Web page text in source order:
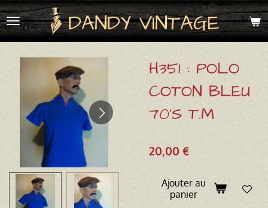
Passer
au
contenu
DANDY VINTAGE
H351 : POLO
COTON BLEU
70'S T.M
20,00 €
Ajouter au
panier